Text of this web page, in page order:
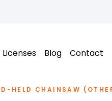
Licenses Blog Contact
HELD CHAINSAW